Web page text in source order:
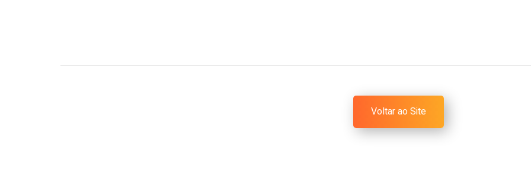
Voltar ao Site